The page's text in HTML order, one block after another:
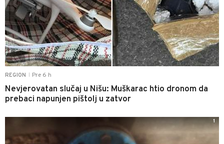
REGION Pre 6 h
Nevjerovatan slučaj u Nišu: Muškarac htio dronom da
prebaci napunjen pištolj u zatvor
1